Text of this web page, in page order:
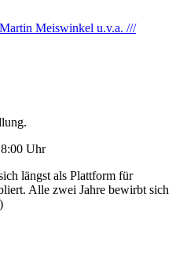
Uhr
längst als Plattform für
Alle zwei Jahre bewirbt sich